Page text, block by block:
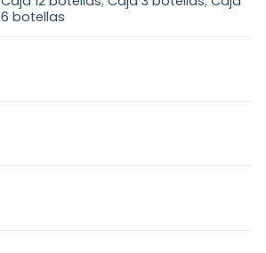
6 botellas